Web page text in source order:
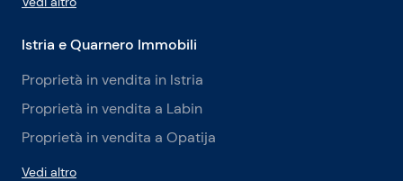
Istria e Quarnero Immobili
Proprietà in vendita in Istria
Proprietà in vendita a Labin
Proprietà in vendita a Opatija
Vedi altro